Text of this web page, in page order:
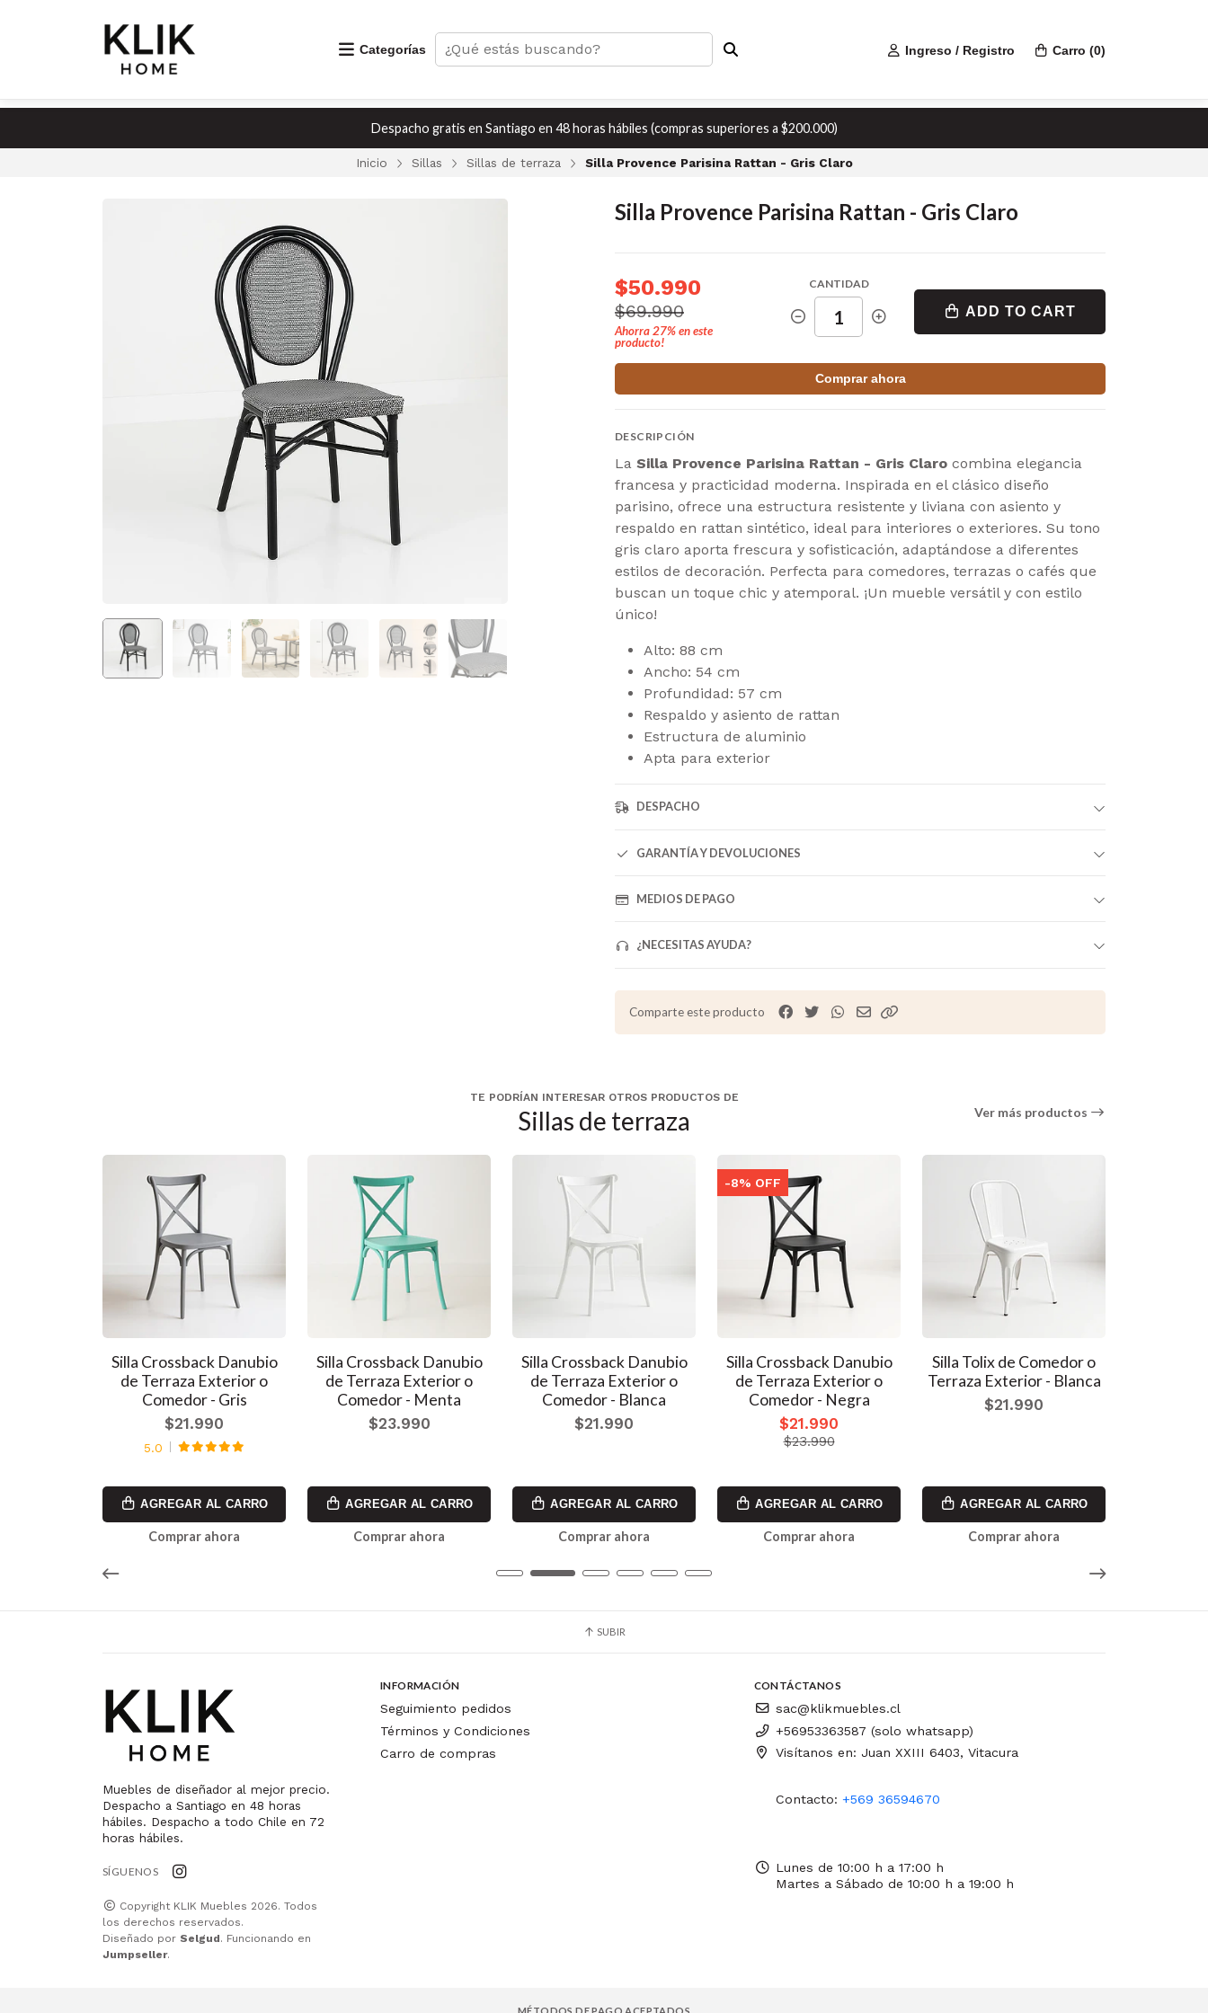
Categorías Ingreso / Registro Carro (0)
Despacho gratis en Santiago en 48 horas hábiles (compras superiores a $200.000)
Inicio Sillas Sillas de terraza Silla Provence Parisina Rattan - Gris Claro
Silla Provence Parisina Rattan - Gris Claro
$50.990
$69.990
Ahorra27%en este
producto!
CANTIDAD
ADD TO CART
Comprar ahora
DESCRIPCIÓN
La Silla Provence Parisina Rattan - Gris Claro combina elegancia
francesa y practicidad moderna. Inspirada en el clásico diseño
parisino, ofrece una estructura resistente y liviana con asiento y
respaldo en rattan sintético, ideal para interiores o exteriores. Su tono
gris claro aporta frescura y sofisticación, adaptándose a diferentes
estilos de decoración. Perfecta para comedores, terrazas o cafés que
buscan un toque chic y atemporal. ¡Un mueble versátil y con estilo
único!
Alto: 88 cm
Ancho: 54 cm
Profundidad: 57 cm
Respaldo y asiento de rattan
Estructura de aluminio
Apta para exterior
DESPACHO
GARANTÍA Y DEVOLUCIONES
MEDIOS DE PAGO
¿NECESITAS AYUDA?
Comparte este producto
TE PODRÍAN INTERESAR OTROS PRODUCTOS DE
Sillas de terraza Ver más productos
Silla Crossback Danubio
de Terraza Exterior o
Comedor - Gris
$21.990
5.0
AGREGAR AL CARRO
Comprar ahora
Silla Crossback Danubio
de Terraza Exterior o
Comedor - Menta
$23.990
AGREGAR AL CARRO
Comprar ahora
Silla Crossback Danubio
de Terraza Exterior o
Comedor - Blanca
$21.990
AGREGAR AL CARRO
Comprar ahora
-8% OFF
Silla Crossback Danubio
de Terraza Exterior o
Comedor - Negra
$21.990
$23.990
AGREGAR AL CARRO
Comprar ahora
Silla Tolix de Comedor o
Terraza Exterior - Blanca
$21.990
AGREGAR AL CARRO
Comprar ahora
SUBIR
Muebles de diseñador al mejor precio.
Despacho a Santiago en 48 horas
hábiles. Despacho a todo Chile en 72
horas hábiles.
SÍGUENOS
Copyright KLIK Muebles 2026. Todos
los derechos reservados.
Diseñado por Selgud. Funcionando en
Jumpseller.
INFORMACIÓN
Seguimiento pedidos
Términos y Condiciones
Carro de compras
CONTÁCTANOS
sac@klikmuebles.cl
+56953363587 (solo whatsapp)
Visítanos en: Juan XXIII 6403, Vitacura
Contacto: +569 36594670
Lunes de 10:00 h a 17:00 h
Martes a Sábado de 10:00 h a 19:00 h